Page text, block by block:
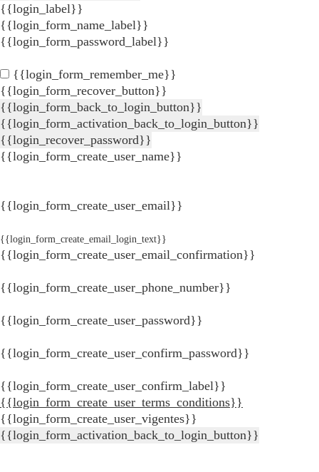
{{login_label}}
{{login_form_name_label}}
{{login_form_password_label}}
{{login_form_remember_me}}
{{login_form_recover_button}}
{{login_form_back_to_login_button}}
{{login_form_activation_back_to_login_button}}
{{login_recover_password}}
{{login_form_create_user_name}}
{{login_form_create_user_email}}
{{login_form_create_email_login_text}}
{{login_form_create_user_email_confirmation}}
{{login_form_create_user_phone_number}}
{{login_form_create_user_password}}
{{login_form_create_user_confirm_password}}
{{login_form_create_user_confirm_label}}
{{login_form_create_user_terms_conditions}}
{{login_form_create_user_vigentes}}
{{login_form_activation_back_to_login_button}}